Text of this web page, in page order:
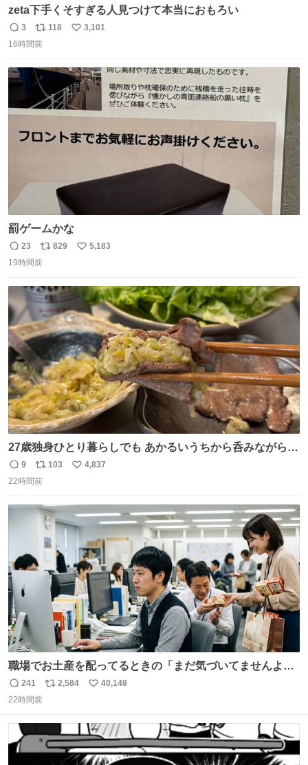
zeta下手くそすぎる人見つけて本当におもろい
返
信
3
リ
ポ
ト
数
118
い
数
3,101
16時間前
罰ゲームかな
返
信
23
リ
ポ
ト
数
829
い
数
5,183
19時間前
27歳独身ひとり暮らしでも あかるいうちから呑みながらキ
返
信
9
リ
ポ
ト
103
い
数
4,837
22時間前
職場でお土産を配ってるときの「まだ気づいてませんよ」
的な演技が毎回シンドい。
返
信
241
リ
ト
数
2,584
い
数
40,148
22時間前